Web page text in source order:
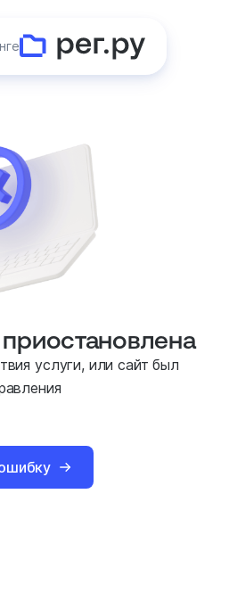
услуги, или сайт был